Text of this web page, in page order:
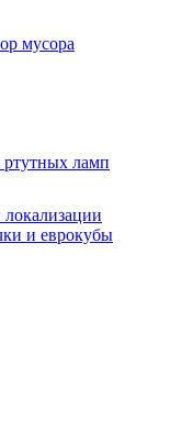
мусора
ламп
и еврокубы